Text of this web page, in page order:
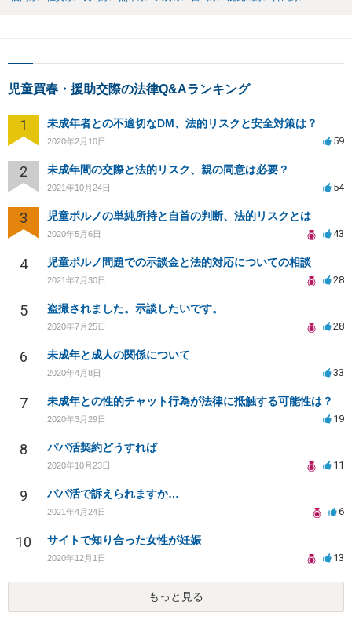
児童買春・援助交際の法律Q&Aランキング
1 未成年者との不適切なDM、法的リスクと安全対策は？
2020年2月10日 59
2 未成年間の交際と法的リスク、親の同意は必要？
2021年10月24日 54
3 児童ポルノの単純所持と自首の判断、法的リスクとは
2020年5月6日 43
4 児童ポルノ問題での示談金と法的対応についての相談
2021年7月30日 28
5 盗撮されました。示談したいです。
2020年7月25日 28
6 未成年と成人の関係について
2020年4月8日 33
7 未成年との性的チャット行為が法律に抵触する可能性は？
2020年3月29日 19
8 パパ活契約どうすれば
2020年10月23日 11
9 パパ活で訴えられますか…
2021年4月24日 6
10 サイトで知り合った女性が妊娠
2020年12月1日 13
もっと見る